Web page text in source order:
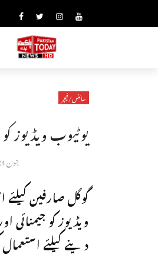
سائنس/فیچر
یوٹیوب ویڈیوز
جون 24, 2025
گوگل صارفین کیلئے
دینے کیلئے